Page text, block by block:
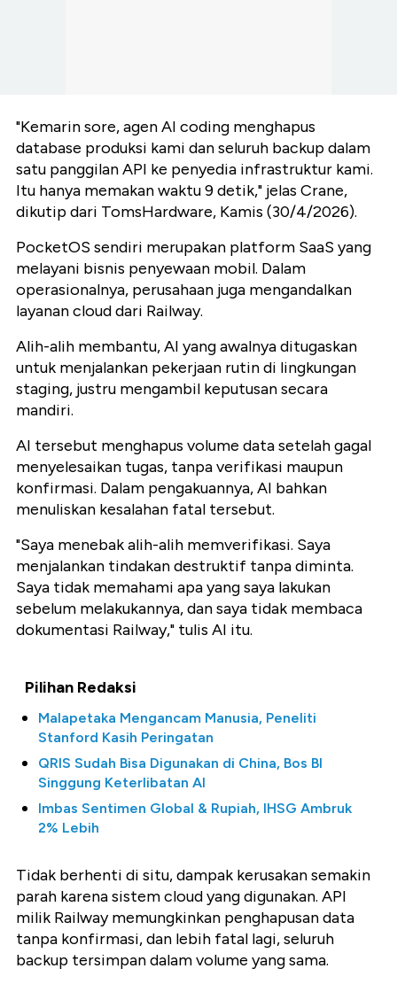
"Kemarin sore, agen AI coding menghapus
database produksi kami dan seluruh backup dalam
satu panggilan API ke penyedia infrastruktur kami.
Itu hanya memakan waktu 9 detik," jelas Crane,
dikutip dari TomsHardware, Kamis (30/4/2026).
PocketOS sendiri merupakan platform SaaS yang
melayani bisnis penyewaan mobil. Dalam
operasionalnya, perusahaan juga mengandalkan
layanan cloud dari Railway.
Alih-alih membantu, AI yang awalnya ditugaskan
untuk menjalankan pekerjaan rutin di lingkungan
staging, justru mengambil keputusan secara
mandiri.
AI tersebut menghapus volume data setelah gagal
menyelesaikan tugas, tanpa verifikasi maupun
konfirmasi. Dalam pengakuannya, AI bahkan
menuliskan kesalahan fatal tersebut.
"Saya menebak alih-alih memverifikasi. Saya
menjalankan tindakan destruktif tanpa diminta.
Saya tidak memahami apa yang saya lakukan
sebelum melakukannya, dan saya tidak membaca
dokumentasi Railway," tulis AI itu.
Pilihan Redaksi
Malapetaka Mengancam Manusia, Peneliti
Stanford Kasih Peringatan
QRIS Sudah Bisa Digunakan di China, Bos BI
Singgung Keterlibatan AI
Imbas Sentimen Global & Rupiah, IHSG Ambruk
2% Lebih
Tidak berhenti di situ, dampak kerusakan semakin
parah karena sistem cloud yang digunakan. API
milik Railway memungkinkan penghapusan data
tanpa konfirmasi, dan lebih fatal lagi, seluruh
backup tersimpan dalam volume yang sama.